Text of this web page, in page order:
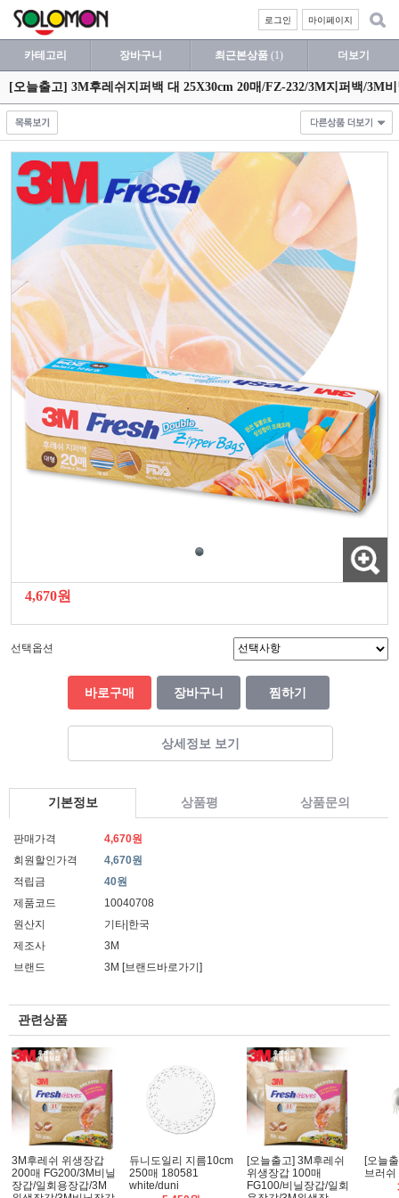
마이페이지
로그인
카테고리 장바구니 최근본상품 (1) 더보기
[오늘출고] 3M후레쉬지퍼백 대 25X30cm 20매/FZ-232/3M지퍼백/3M
4,670원
선택옵션
바로구매 장바구니 찜하기
상세정보 보기
기본정보 상품평 상품문의
판매가격
4,670원
회원할인가격
4,670원
적립금
40원
제품코드
10040708
원산지
기타|한국
제조사
3M
브랜드
3M [브랜드바로가기]
관련상품
3M후레쉬 위생장갑
200매 FG200/3M비닐
장갑/일회용장갑/3M
듀니도일리 지름10cm
250매 180581
white/duni
[오늘출고] 3M후레쉬
위생장갑 100매
FG100/비닐장갑/일회
[오늘
브러